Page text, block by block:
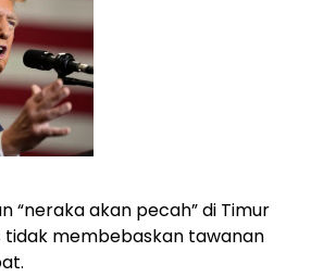
“neraka akan pecah” di Timur
tidak membebaskan tawanan